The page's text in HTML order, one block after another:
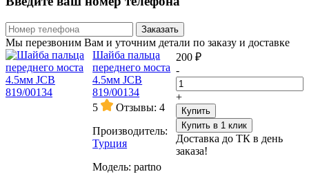
Заказать
Мы перезвоним Вам и уточним детали по заказу и доставке
Шайба пальца
переднего моста
4.5мм JCB
819/00134
5
Отзывы: 4
Производитель:
Турция
Модель: partno
200 ₽
-
+
Купить
Купить в 1 клик
Доставка до ТК в день
заказа!